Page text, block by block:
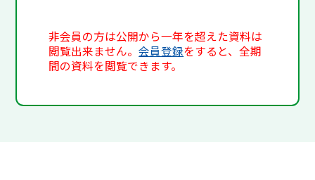
非会員の方は公開から一年を超えた資料は
閲覧出来ません。会員登録をすると、全期
間の資料を閲覧できます。